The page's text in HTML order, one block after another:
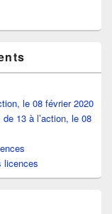
le 08 février 2020
13 à l’action, le 08
licences